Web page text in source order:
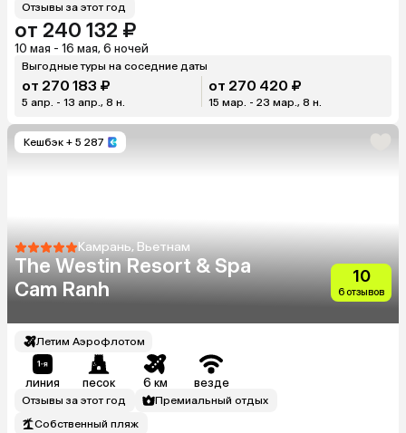
Отзывы за этот год
от 240 132 ₽
10 мая - 16 мая, 6 ночей
Выгодные туры на соседние даты
от 270 183 ₽
5 апр. - 13 апр., 8 н.
от 270 420 ₽
15 мар. - 23 мар., 8 н.
Кешбэк + 5 287
Камрань, Вьетнам
The Westin Resort & Spa
Cam Ranh
10
6 отзывов
Летим Аэрофлотом
линия песок 6 км везде
Отзывы за этот год
Премиальный отдых
Собственный пляж